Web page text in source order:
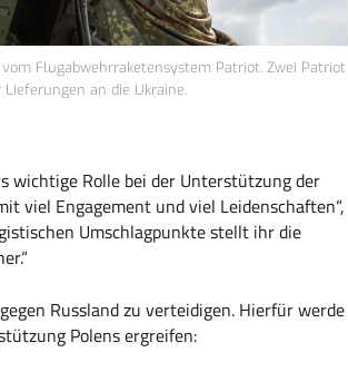
Flugabwehrraketensystem Patriot. Zwei Patriot
an die Ukraine.
wichtige Rolle bei der Unterstützung der
viel Engagement und viel Leidenschaften“,
Umschlagpunkte stellt ihr die
Russland zu verteidigen. Hierfür werde
Polens ergreifen: